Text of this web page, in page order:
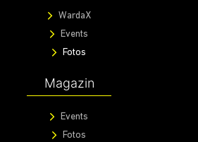
WardaX
Events
Fotos
Magazin
Events
Fotos